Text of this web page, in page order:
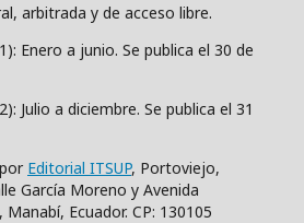
arbitrada y de acceso libre.
Enero a junio. Se publica el 30 de
Julio a diciembre. Se publica el 31
Editorial ITSUP, Portoviejo,
García Moreno y Avenida
Ecuador. CP: 130105